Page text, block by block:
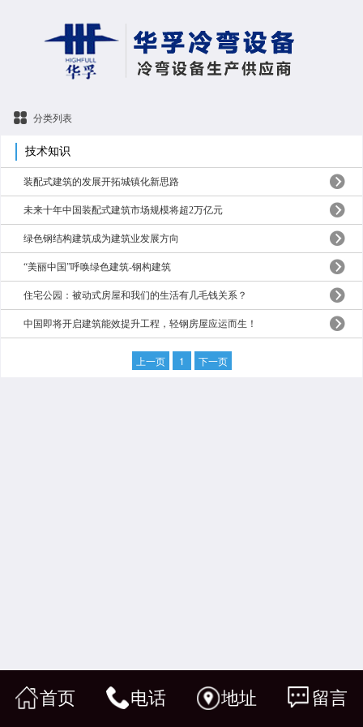
分类列表
技术知识
装配式建筑的发展开拓城镇化新思路
未来十年中国装配式建筑市场规模将超2万亿元
绿色钢结构建筑成为建筑业发展方向
“美丽中国”呼唤绿色建筑-钢构建筑
住宅公园：被动式房屋和我们的生活有几毛钱关系？
中国即将开启建筑能效提升工程，轻钢房屋应运而生！
上一页 1 下一页
首页 电话 地址 留言